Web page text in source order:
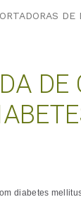
DE
diabetes